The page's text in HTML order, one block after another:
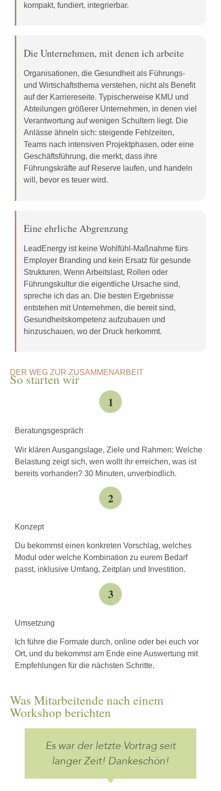
kompakt, fundiert, integrierbar.
Die Unternehmen, mit denen ich arbeite
Organisationen, die Gesundheit als Führungs-
und Wirtschaftsthema verstehen, nicht als Benefit
auf der Karriereseite. Typischerweise KMU und
Abteilungen größerer Unternehmen, in denen viel
Verantwortung auf wenigen Schultern liegt. Die
Anlässe ähneln sich: steigende Fehlzeiten,
Teams nach intensiven Projektphasen, oder eine
Geschäftsführung, die merkt, dass ihre
Führungskräfte auf Reserve laufen, und handeln
will, bevor es teuer wird.
Eine ehrliche Abgrenzung
LeadEnergy ist keine Wohlfühl-Maßnahme fürs
Employer Branding und kein Ersatz für gesunde
Strukturen. Wenn Arbeitslast, Rollen oder
Führungskultur die eigentliche Ursache sind,
spreche ich das an. Die besten Ergebnisse
entstehen mit Unternehmen, die bereit sind,
Gesundheitskompetenz aufzubauen und
hinzuschauen, wo der Druck herkommt.
DER WEG ZUR ZUSAMMENARBEIT
So starten wir
1
Beratungsgespräch
Wir klären Ausgangslage, Ziele und Rahmen: Welche
Belastung zeigt sich, wen wollt ihr erreichen, was ist
bereits vorhanden? 30 Minuten, unverbindlich.
2
Konzept
Du bekommst einen konkreten Vorschlag, welches
Modul oder welche Kombination zu eurem Bedarf
passt, inklusive Umfang, Zeitplan und Investition.
3
Umsetzung
Ich führe die Formate durch, online oder bei euch vor
Ort, und du bekommst am Ende eine Auswertung mit
Empfehlungen für die nächsten Schritte.
Was Mitarbeitende nach einem
Workshop berichten
Es war der letzte Vortrag seit
langer Zeit! Dankeschön!